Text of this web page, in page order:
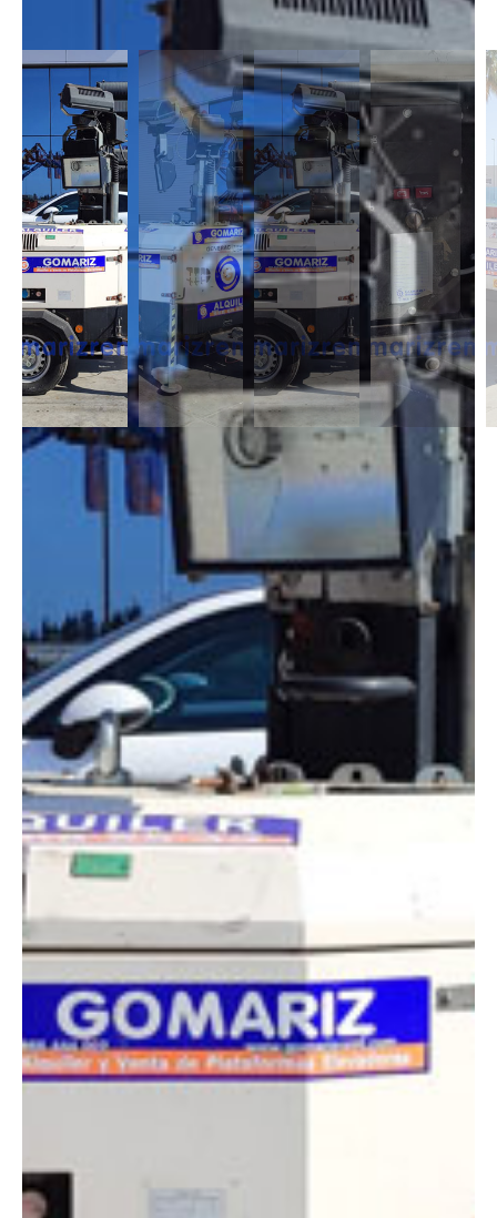
DESCRIPCIÓN
Las torres de iluminación son remolcables y regulables en altura para
optimizar el área de iluminación. Tenemos con generador integrado que
son energéticamente autosuficientes. Tenemos que funcionan con
gasoil y otras que son mixtas baterías y gasoil. Dependiendo de donde
vayas a trabajar, solución a medida.
DIMENSIONES
Altura de trabajo:8.50 m
Alcance lateral:
Longitud:2.40 m
Anchura:1.43 m
Peso:945 kg
ESPECIFICACIONES TÉCNICAS
Motor:Diésel
Potencia:
Ver ficha técnica
necesitas?